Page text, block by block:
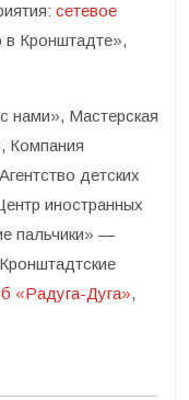
сетевое
Кронштадте»,
нами», Мастерская
Компания
детских
иностранных
пальчики» —
«Радуга-Дуга»,